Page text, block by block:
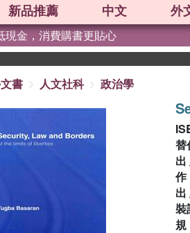
新品推薦 中文 外
現金，消費購書更貼心
書 人文社科 政治學
替
裝